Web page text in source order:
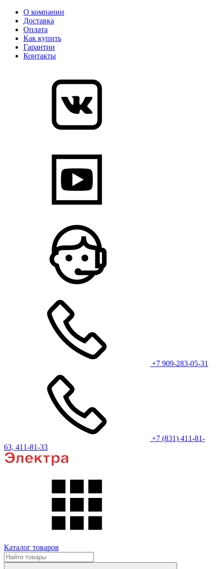
О компании
Доставка
Оплата
Как купить
Гарантии
Контакты
+7 909-283-05-31
+7 (831) 411-81-
63, 411-81-33
Каталог товаров